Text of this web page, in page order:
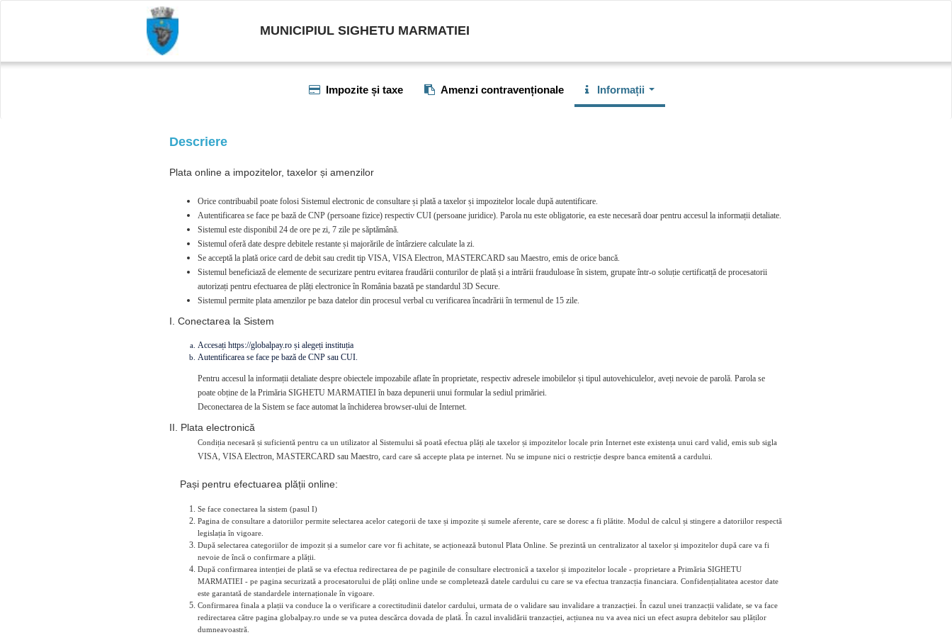
MUNICIPIUL SIGHETU MARMATIEI
Impozite și taxe Amenzi contravenționale Informații
Descriere
Plata online a impozitelor, taxelor și amenzilor
Orice contribuabil poate folosi Sistemul electronic de consultare și plată a taxelor și impozitelor locale după autentificare.
Autentificarea se face pe bază de CNP (persoane fizice) respectiv CUI (persoane juridice). Parola nu este obligatorie, ea este necesară doar pentru accesul la informații detaliate.
Sistemul este disponibil 24 de ore pe zi, 7 zile pe săptămână.
Sistemul oferă date despre debitele restante și majorările de întârziere calculate la zi.
Se acceptă la plată orice card de debit sau credit tip VISA, VISA Electron, MASTERCARD sau Maestro, emis de orice bancă.
Sistemul beneficiază de elemente de securizare pentru evitarea fraudării conturilor de plată și a intrării frauduloase în sistem, grupate într-o soluție certificatță de procesatorii
autorizați pentru efectuarea de plăți electronice în România bazată pe standardul 3D Secure.
Sistemul permite plata amenzilor pe baza datelor din procesul verbal cu verificarea încadrării în termenul de 15 zile.
I. Conectarea la Sistem
Accesați https://globalpay.ro și alegeți instituția
Autentificarea se face pe bază de CNP sau CUI.
Pentru accesul la informații detaliate despre obiectele impozabile aflate în proprietate, respectiv adresele imobilelor și tipul autovehiculelor, aveți nevoie de parolă. Parola se
poate obține de la Primăria SIGHETU MARMATIEI în baza depunerii unui formular la sediul primăriei.
Deconectarea de la Sistem se face automat la închiderea browser-ului de Internet.
II. Plata electronică
Condiția necesară și suficientă pentru ca un utilizator al Sistemului să poată efectua plăți ale taxelor și impozitelor locale prin Internet este existența unui card valid, emis sub sigla
VISA, VISA Electron, MASTERCARD sau Maestro, card care să accepte plata pe internet. Nu se impune nici o restricție despre banca emitentă a cardului.
Pași pentru efectuarea plății online:
Se face conectarea la sistem (pasul I)
Pagina de consultare a datoriilor permite selectarea acelor categorii de taxe și impozite și sumele aferente, care se doresc a fi plătite. Modul de calcul și stingere a datoriilor respectă
legislația în vigoare.
După selectarea categoriilor de impozit și a sumelor care vor fi achitate, se acționează butonul Plata Online. Se prezintă un centralizator al taxelor și impozitelor după care va fi
nevoie de încă o confirmare a plății.
După confirmarea intenției de plată se va efectua redirectarea de pe paginile de consultare electronică a taxelor și impozitelor locale - proprietare a Primăria SIGHETU
MARMATIEI - pe pagina securizată a procesatorului de plăți online unde se completează datele cardului cu care se va efectua tranzacția financiara. Confidențialitatea acestor date
este garantată de standardele internaționale în vigoare.
Confirmarea finala a plații va conduce la o verificare a corectitudinii datelor cardului, urmata de o validare sau invalidare a tranzacției. În cazul unei tranzacții validate, se va face
redirectarea către pagina globalpay.ro unde se va putea descărca dovada de plată. În cazul invalidării tranzacției, acțiunea nu va avea nici un efect asupra debitelor sau plăților
dumneavoastră.